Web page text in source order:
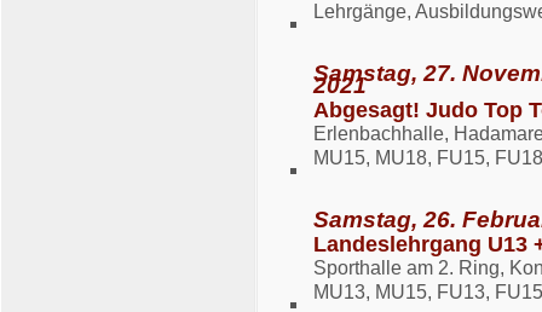
Lehrgänge,
Samstag, 27.
2021
Abgesagt! Judo Top
Erlenbachhalle,
MU15, MU18, FU15,
Samstag, 26.
Landeslehrgang U13
Sporthalle am 2. Ring,
MU13, MU15, FU13,